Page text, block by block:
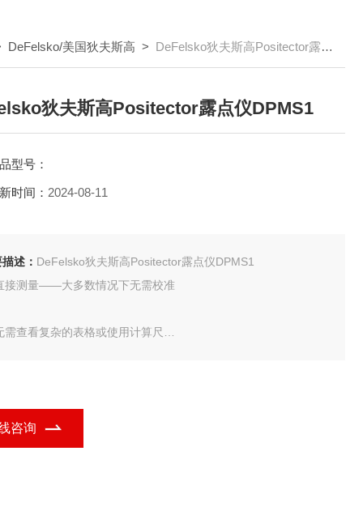
DeFelsko/美国狄夫斯高 > DeFelsko狄夫斯高Positector露点仪DPMS1
狄夫斯高Positector露点仪DPMS1
型号：
时间： 2024-08-11
述： DeFelsko狄夫斯高Positector露点仪DPMS1
测量——大多数情况下无需校准
查看复杂的表格或使用计算尺
数据可连续更新并同时显示
咨询